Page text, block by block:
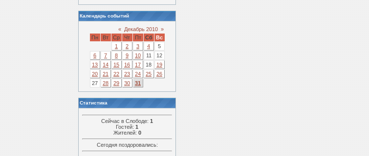
Календарь событий
« Декабрь 2010 »
Пн
Вт Ср Чт Пт Сб
Вс
1
2 3 4
5
6
7 8 9 10 11
12
13
14 15 16 17 18
19
20
21 22 23 24 25
26
27
28 29 30 31
Статистика
Сейчас в Слободе: 1
Гостей: 1
Жителей: 0
Сегодня поздоровались: